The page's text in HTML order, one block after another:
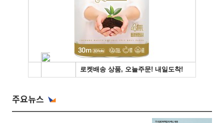
주요뉴스